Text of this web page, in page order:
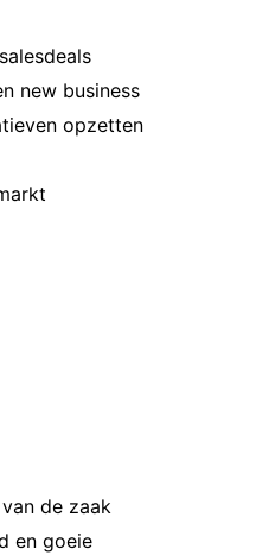
new business
opzetten
de zaak
en goeie